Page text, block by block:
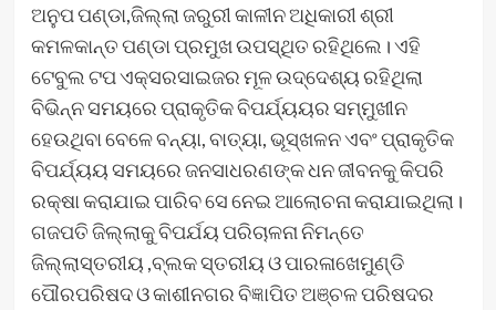
ଅନୁପ ପଣ୍ଡା,ଜିଲ୍ଲା ଜରୁରୀ କାଳୀନ ଅଧିକାରୀ ଶ୍ରୀ
କମଳକାନ୍ତ ପଣ୍ଡା ପ୍ରମୁଖ ଉପସ୍ଥିତ ରହିଥିଲେ। ଏହି
ଟେବୁଲ ଟପ ଏକ୍ସରସାଇଜର ମୂଳ ଉଦ୍ଦେଶ୍ୟ ରହିଥିଲା
ବିଭିନ୍ନ ସମୟରେ ପ୍ରାକୃତିକ ବିପର୍ଯ୍ୟୟର ସମ୍ମୁଖୀନ
ହେଉଥିବା ବେଳେ ବନ୍ୟା, ବାତ୍ୟା, ଭୂସ୍ଖଳନ ଏବଂ ପ୍ରାକୃତିକ
ବିପର୍ଯ୍ୟୟ ସମୟରେ ଜନସାଧରଣଙ୍କ ଧନ ଜୀବନକୁ କିପରି
ରକ୍ଷା କରାଯାଇ ପାରିବ ସେ ନେଇ ଆଲୋଚନା କରାଯାଇଥିଲା।
ଗଜପତି ଜିଲ୍ଲାକୁ ବିପର୍ଯୟ ପରିଚାଳନା ନିମନ୍ତେ
ଜିଲ୍ଲାସ୍ତରୀୟ ,ବ୍ଲକ ସ୍ତରୀୟ ଓ ପାରଳାଖେମୁଣ୍ଡି
ପୌରପରିଷଦ ଓ କାଶୀନଗର ବିଜ୍ଞାପିତ ଅଞ୍ଚଳ ପରିଷଦର